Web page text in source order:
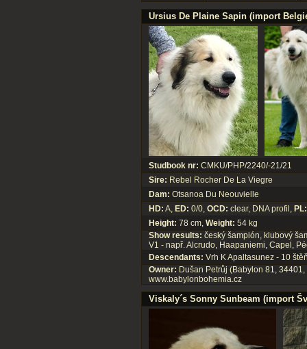
Ursius De Plaine Sapin (import
Studbook nr: CMKU/PHP/2240/-21/21
Sire: Rebel Rocher De La Viegre
Dam: Otsanoa Du Neouvielle
HD: A, ED: 0/0, OCD: clear, DNA profil, PL:
Height: 78 cm, Weight: 54 kg
Show results: český šampión, klubový
V1 - např. Alcrudo, Haapaniemi, Capel,
Descendants: Vrh K Apaltasunez - 10
Owner: Dušan Petrůj (Babylon 81,
www.babylonbohemia.cz
Viskaly´s Sonny Sunbeam (import